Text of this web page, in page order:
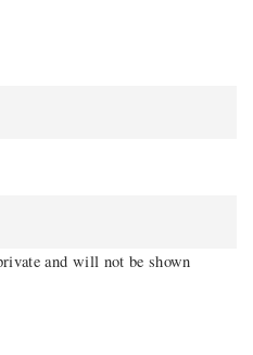
and will not be shown